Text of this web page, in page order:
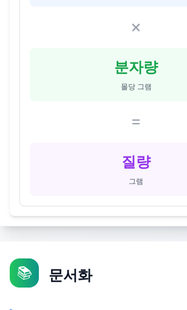
×
분자량
몰당 그램
=
질량
그램
📚 문서화